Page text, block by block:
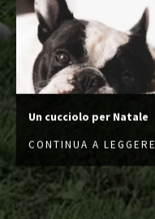
Un cucciolo per Natale
CONTINUA A LEGGERE